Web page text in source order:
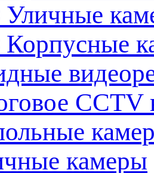
CCTV
камеры